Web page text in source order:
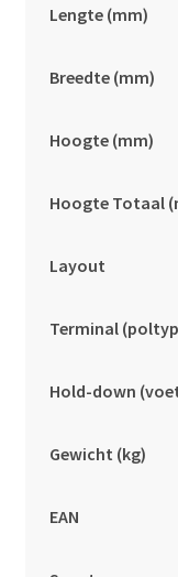
Lengte (mm)
Breedte (mm)
Hoogte (mm)
Hoogte Totaal
Layout
Terminal
Hold-down
Gewicht (kg)
EAN